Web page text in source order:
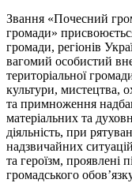
Звання «Почесний
громади»
громади, регіонів
вагомий особистий
територіальної
культури, мистецтва,
та примноження
матеріальних та
діяльність, при
надзвичайних
та героїзм, проявлені
громадського